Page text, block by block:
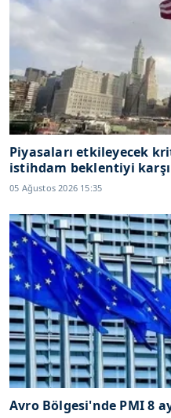
Piyasaları etkileyecek
istihdam beklentiyi
05 Ağustos 2026 15:35
Avro Bölgesi'nde PMI 8